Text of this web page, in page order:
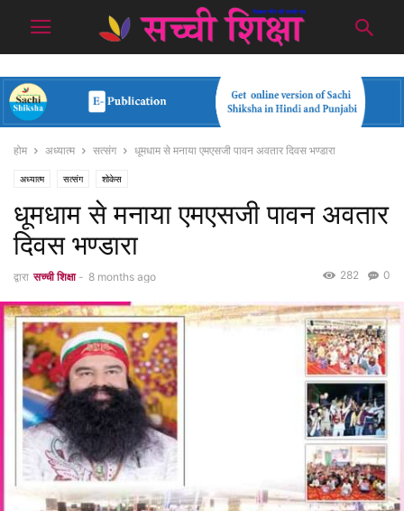
होम अध्यात्म सत्संग धूमधाम से मनाया एमएसजी पावन अवतार दिवस भण्डारा
अध्यात्म सत्संग शोकेस
धूमधाम से मनाया एमएसजी पावन अवतार
दिवस भण्डारा
द्वारा सच्ची शिक्षा - 8 months ago 0
282